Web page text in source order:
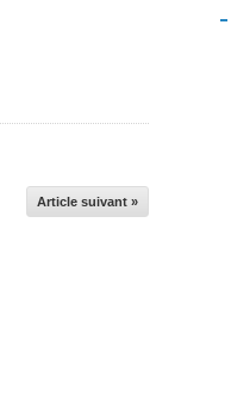
Article suivant »